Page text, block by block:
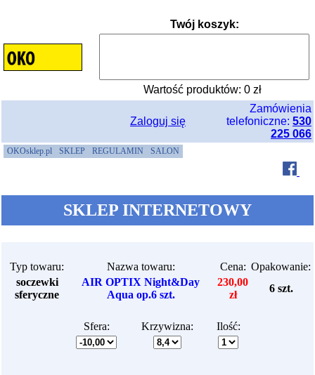
Twój koszyk:
Wartość produktów: 0zł
Zaloguj się
Zamówienia
telefoniczne: 530
225 066
OKOsklep.pl SKLEP REGULAMIN SALON
SKLEP INTERNETOWY
Typ towaru: Nazwa towaru: Cena: Opakowanie:
soczewki
sferyczne
AIR OPTIX Night&Day
Aqua op.6 szt.
230,00
zł
6 szt.
Sfera: Krzywizna: Ilość: